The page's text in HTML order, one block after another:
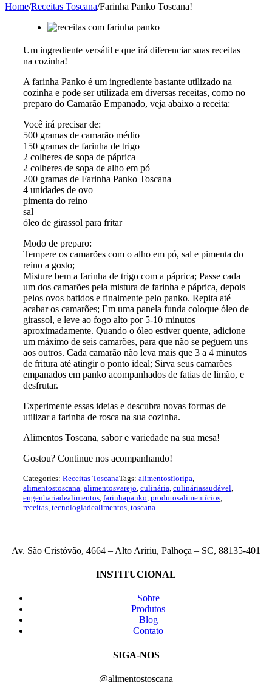
Home/Receitas Toscana/Farinha Panko Toscana!
Um ingrediente versátil e que irá diferenciar suas receitas
na cozinha!
A farinha Panko é um ingrediente bastante utilizado na
cozinha e pode ser utilizada em diversas receitas, como no
preparo do Camarão Empanado, veja abaixo a receita:
Você irá precisar de:
500 gramas de camarão médio
150 gramas de farinha de trigo
2 colheres de sopa de páprica
2 colheres de sopa de alho em pó
200 gramas de Farinha Panko Toscana
4 unidades de ovo
pimenta do reino
sal
óleo de girassol para fritar
Modo de preparo:
Tempere os camarões com o alho em pó, sal e pimenta do
reino a gosto;
Misture bem a farinha de trigo com a páprica; Passe cada
um dos camarões pela mistura de farinha e páprica, depois
pelos ovos batidos e finalmente pelo panko. Repita até
acabar os camarões; Em uma panela funda coloque óleo de
girassol, e leve ao fogo alto por 5-10 minutos
aproximadamente. Quando o óleo estiver quente, adicione
um máximo de seis camarões, para que não se peguem uns
aos outros. Cada camarão não leva mais que 3 a 4 minutos
de fritura até atingir o ponto ideal; Sirva seus camarões
empanados em panko acompanhados de fatias de limão, e
desfrutar.
Experimente essas ideias e descubra novas formas de
utilizar a farinha de rosca na sua cozinha.
Alimentos Toscana, sabor e variedade na sua mesa!
Gostou? Continue nos acompanhando!
Categories: Receitas ToscanaTags: alimentosfloripa
alimentostoscana alimentosvarejo culinária culináriasaudável
engenhariadealimentos, farinhapanko produtosalimentícios,
receitas, tecnologiadealimentos, toscana
Av. São Cristóvão, 4664 – Alto Aririu, Palhoça – SC, 88135-401
INSTITUCIONAL
Sobre
Produtos
Blog
Contato
SIGA-NOS
@alimentostoscana